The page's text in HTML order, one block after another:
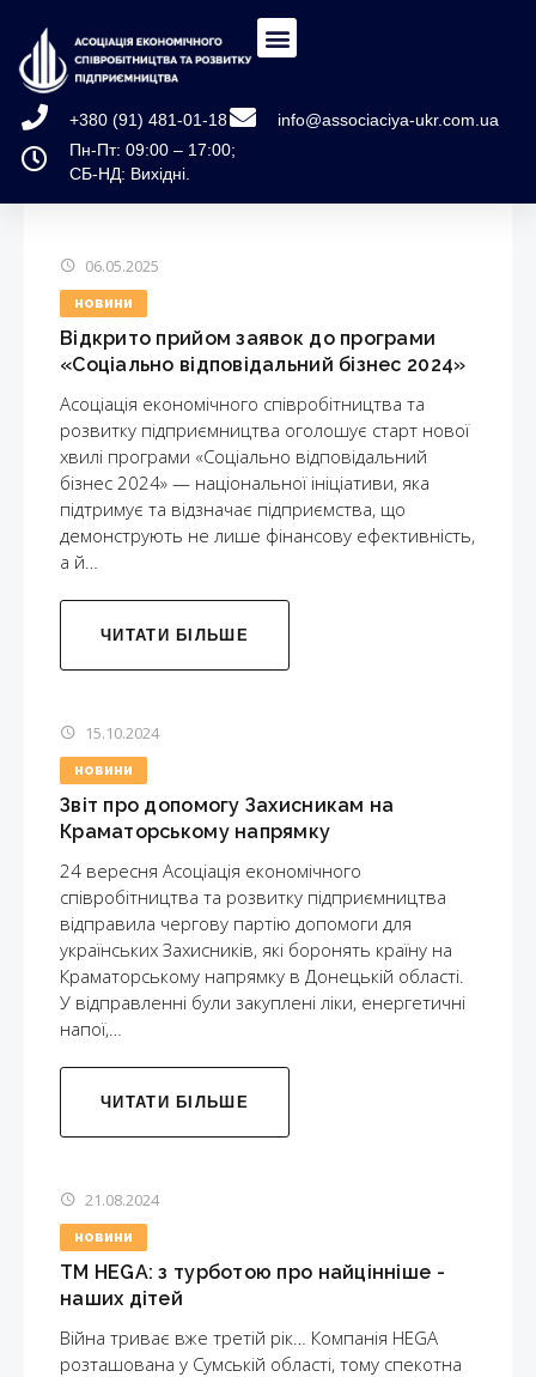
+380 (91) 481-01-18
info@associaciya-ukr.com.ua
Пн-Пт: 09:00 – 17:00;
СБ-НД: Вихідні.
06.05.2025
НОВИНИ
Відкрито прийом заявок до програми
«Соціально відповідальний бізнес 2024»
Асоціація економічного співробітництва та
розвитку підприємництва оголошує старт нової
хвилі програми «Соціально відповідальний
бізнес 2024» — національної ініціативи, яка
підтримує та відзначає підприємства, що
демонструють не лише фінансову ефективність,
а й…
ЧИТАТИ БІЛЬШЕ
15.10.2024
НОВИНИ
Звіт про допомогу Захисникам на
Краматорському напрямку
24 вересня Асоціація економічного
співробітництва та розвитку підприємництва
відправила чергову партію допомоги для
українських Захисників, які боронять країну на
Краматорському напрямку в Донецькій області.
У відправленні були закуплені ліки, енергетичні
напої,…
ЧИТАТИ БІЛЬШЕ
21.08.2024
НОВИНИ
ТМ HEGA: з турботою про найцінніше -
наших дітей
Війна триває вже третій рік… Компанія HEGA
розташована у Сумській області, тому спекотна